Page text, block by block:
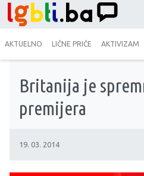
AKTUELNO LIČNE PRIČE AKTIVIZAM
Britanija je
premijera
19. 03. 2014